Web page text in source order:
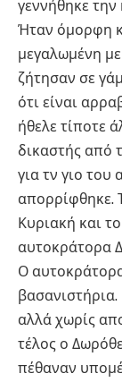
γεννήθηκε
Ήταν όμορφη
μεγαλωμένη με
ζήτησαν σε
ότι είναι
ήθελε τίποτε
δικαστής από
για τν γιο του
απορρίφθηκε.
Κυριακή και
αυτοκράτορα
Ο
αλλά χωρίς
τέλος ο
πέθαναν